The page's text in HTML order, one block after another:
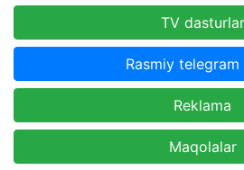
TV dasturlar
Rasmiy telegram
Reklama
Maqolalar